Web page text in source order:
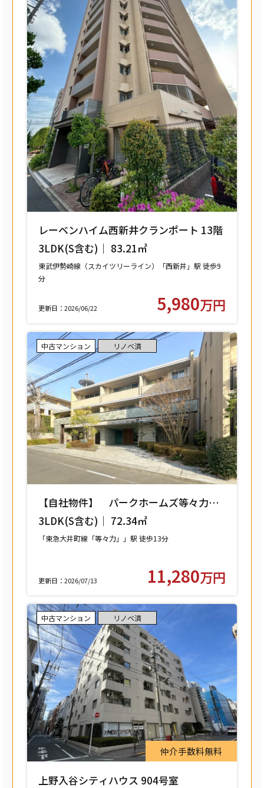
レーベンハイム西新井クランポート 13階
3LDK(S含む)｜ 83.21㎡
東武伊勢崎線（スカイツリーライン）「西新井」駅 徒歩9
分
更新日：2026/06/22 5,980万円
中古マンション リノベ済
【自社物件】 パークホームズ等々力レ
ジデンススクエア 208号室 【世田谷区
中町】
3LDK(S含む)｜ 72.34㎡
「東急大井町線「等々力」」駅 徒歩13分
更新日：2026/07/13 11,280万円
仲介手数料無料
中古マンション リノベ済
上野入谷シティハウス 904号室